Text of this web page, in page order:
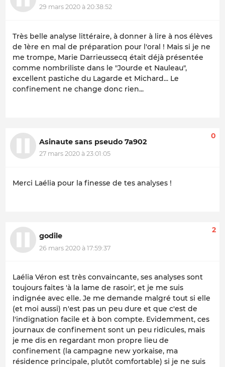
29 mars 2020 à 20:38:52
Très belle analyse littéraire, à donner à lire à nos élèves
de 1ère en mal de préparation pour l'oral ! Mais si je ne
me trompe, Marie Darrieussecq était déjà présentée
comme nombriliste dans le "Jourde et Nauleau",
excellent pastiche du Lagarde et Michard... Le
confinement ne change donc rien...
Asinaute sans pseudo 7a902
27 mars 2020 à 23:01:05
0
Merci Laélia pour la finesse de tes analyses !
godile
26 mars 2020 à 17:59:37
2
Laélia Véron est très convaincante, ses analyses sont
toujours faites 'à la lame de rasoir', et je me suis
indignée avec elle. Je me demande malgré tout si elle
(et moi aussi) n'est pas un peu dure et que c'est de
l'indignation facile et à bon compte. Evidemment, ces
journaux de confinement sont un peu ridicules, mais
je me dis en regardant mon propre lieu de
confinement (la campagne new yorkaise, ma
résidence principale, plutôt comfortable) si je ne suis